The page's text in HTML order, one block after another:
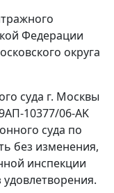
Федерации
округа
суда г. Москвы
10377/06-AK
суда по
без изменения,
инспекции